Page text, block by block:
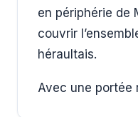
en périphérie de
couvrir
héraultais.
Avec une portée